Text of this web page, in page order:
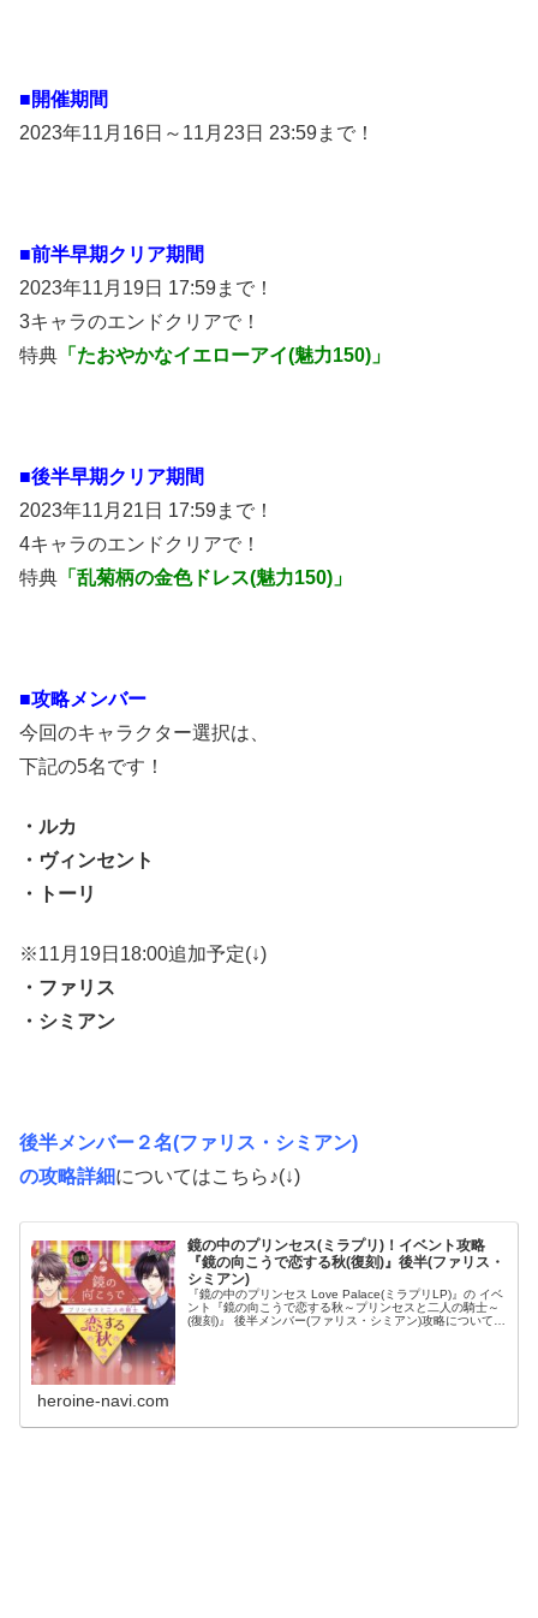
■開催期間
2023年11月16日～11月23日 23:59まで！
■前半早期クリア期間
2023年11月19日 17:59まで！
3キャラのエンドクリアで！
特典 「たおやかなイエローアイ(魅力150)」
■後半早期クリア期間
2023年11月21日 17:59まで！
4キャラのエンドクリアで！
特典 「乱菊柄の金色ドレス(魅力150)」
■攻略メンバー
今回のキャラクター選択は、
下記の5名です！
・ルカ
・ヴィンセント
・トーリ
※11月19日18:00追加予定(↓)
・ファリス
・シミアン
後半メンバー２名(ファリス・シミアン)
の攻略詳細についてはこちら♪(↓)
鏡の中のプリンセス(ミラプリ)！イベント攻略
『鏡の向こうで恋する秋(復刻)』後半(ファリス・
シミアン)
『鏡の中のプリンセス Love Palace(ミラプリLP)』の イベ
ント『鏡の向こうで恋する秋～プリンセスと二人の騎士～
(復刻)』 後半メンバー(ファリス・シミアン)攻略についての
heroine-navi.com